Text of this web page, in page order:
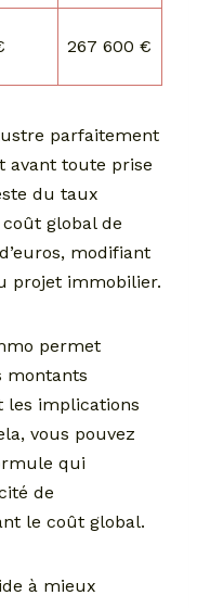
267 600 €
parfaitement
avant toute prise
du taux
global de
modifiant
projet immobilier.
permet
montants
les implications
vous pouvez
qui
de
le coût global.
à mieux